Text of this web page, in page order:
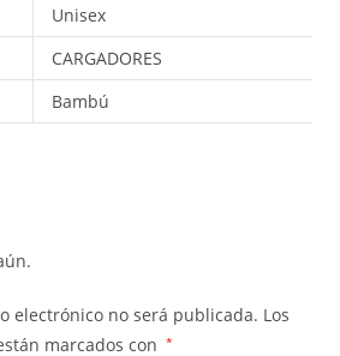
Unisex
CARGADORES
Bambú
electrónico no será publicada. Los
marcados con
*